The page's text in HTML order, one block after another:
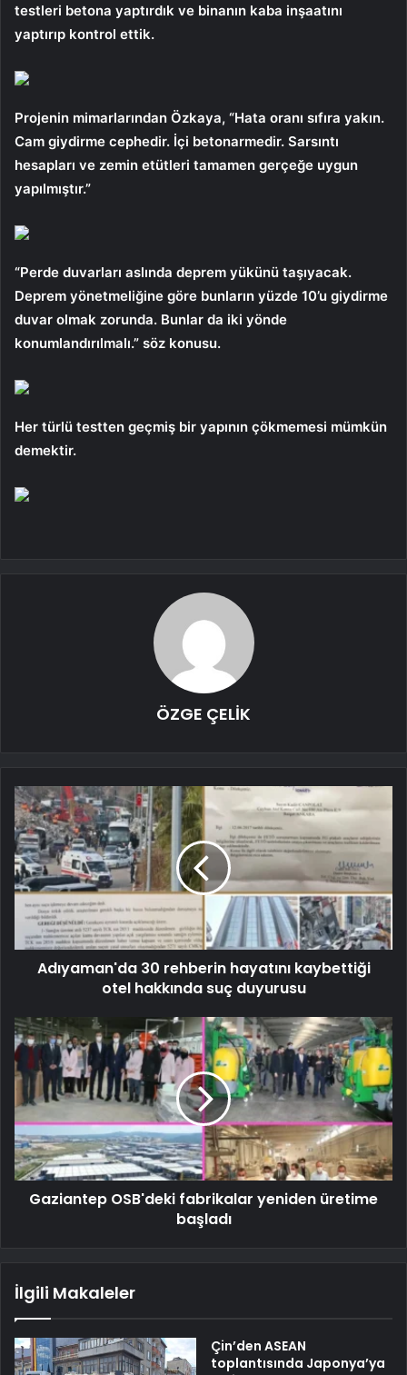
testleri betona yaptırdık ve binanın kaba inşaatını
yaptırıp kontrol ettik.
Projenin mimarlarından Özkaya, “Hata oranı sıfıra yakın.
Cam giydirme cephedir. İçi betonarmedir. Sarsıntı
hesapları ve zemin etütleri tamamen gerçeğe uygun
yapılmıştır.”
“Perde duvarları aslında deprem yükünü taşıyacak.
Deprem yönetmeliğine göre bunların yüzde 10’u giydirme
duvar olmak zorunda. Bunlar da iki yönde
konumlandırılmalı.” söz konusu.
Her türlü testten geçmiş bir yapının çökmemesi mümkün
demektir.
ÖZGE ÇELİK
Adıyaman'da 30 rehberin hayatını kaybettiği
otel hakkında suç duyurusu
Gaziantep OSB'deki fabrikalar yeniden üretime
başladı
İlgili Makaleler
Çin’den ASEAN
toplantısında Japonya’ya